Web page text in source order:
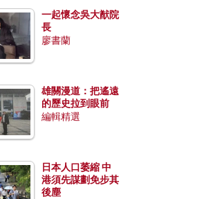
一起懷念吳大猷院
長
廖書蘭
雄關漫道：把遙遠
的歷史拉到眼前
編輯精選
日本人口萎縮 中
港須先謀劃免步其
後塵